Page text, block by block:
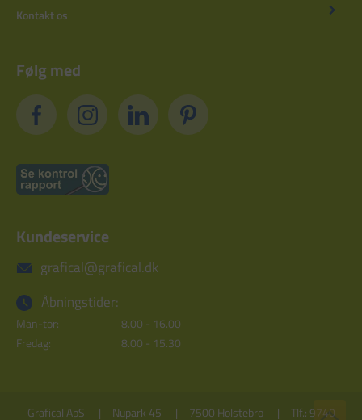
Kontakt os
Følg med
Kundeservice
grafical@grafical.dk
Åbningstider:
Man-tor:
8.00 - 16.00
Fredag:
8.00 - 15.30
Grafical ApS Nupark 45 7500 Holstebro
Tlf.: 9740